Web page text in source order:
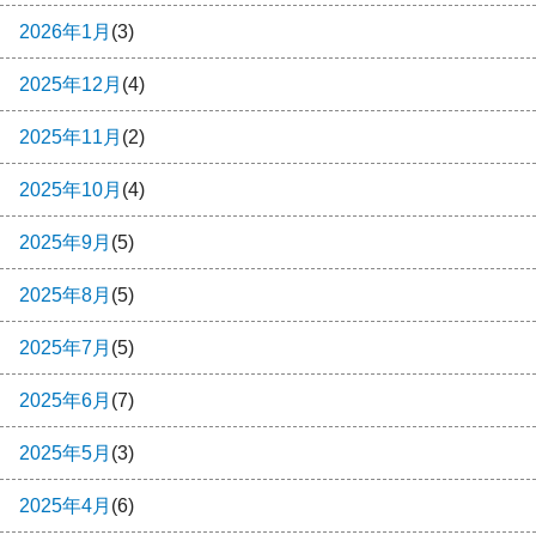
2026年1月 (3)
2025年12月 (4)
2025年11月 (2)
2025年10月 (4)
2025年9月 (5)
2025年8月 (5)
2025年7月 (5)
2025年6月 (7)
2025年5月 (3)
2025年4月 (6)